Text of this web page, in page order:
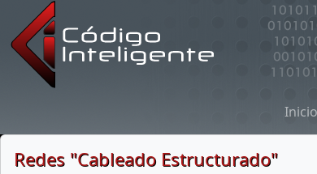
Inicio
Redes "Cableado Estructurado"